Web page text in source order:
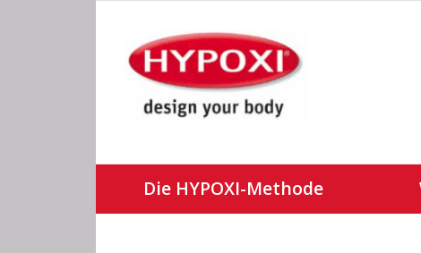
Die HYPOXI-Methode